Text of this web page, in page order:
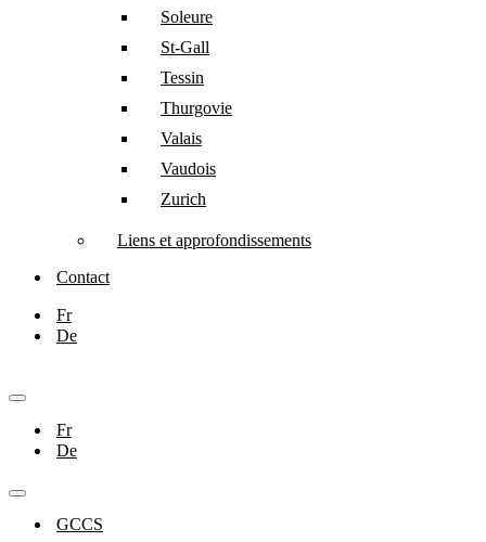
Soleure
St-Gall
Tessin
Thurgovie
Valais
Vaudois
Zurich
Liens et approfondissements
Contact
Fr
De
Menu
navigation
Fr
De
Menu
navigationGCCS